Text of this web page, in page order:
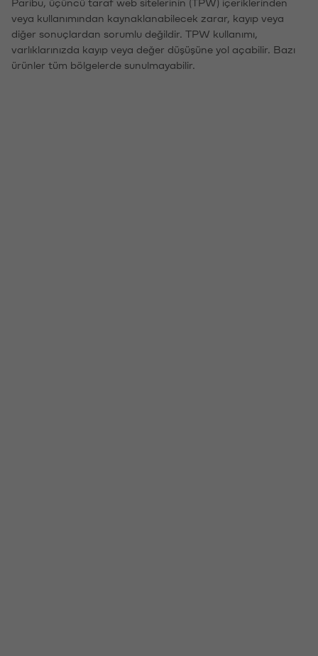
veya kullanımından kaynaklanabilecek zarar, kayıp veya
diğer sonuçlardan sorumlu değildir. TPW kullanımı,
varlıklarınızda kayıp veya değer düşüşüne yol açabilir. Bazı
ürünler tüm bölgelerde sunulmayabilir.